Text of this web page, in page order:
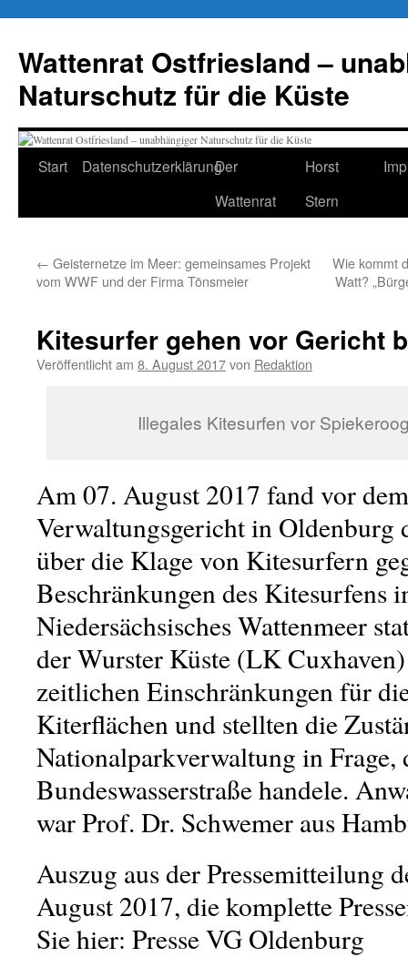
springen
Wattenrat Ostfriesland –
Naturschutz für die Küste
Start DatenschutzerklärungDer
Wattenrat
Horst
Stern
← Geisternetze im Meer: gemeinsames Projekt
vom WWF und der Firma Tönsmeier
Wie kommt
Watt?
Kitesurfer gehen vor Gericht
Veröffentlicht am 8. August 2017von Redaktion
Illegales Kitesurfen vor
Am 07. August 2017 fand vor dem
Verwaltungsgericht in Oldenburg
über die Klage von Kitesurfern
Beschränkungen des Kitesurfens
Niedersächsisches Wattenmeer
der Wurster Küste (LK
zeitlichen Einschränkungen für
Kiterflächen und stellten die
Nationalparkverwaltung in Frage,
Bundeswasserstraße handele.
war Prof. Dr. Schwemer aus
Auszug aus der Pressemitteilung
August 2017, die komplette
Sie hier: Presse VG Oldenburg